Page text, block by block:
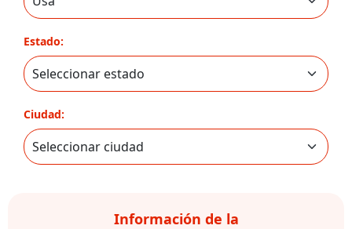
Estado:
Ciudad:
Información de la